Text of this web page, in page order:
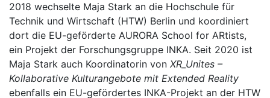
2018 wechselte Maja Stark an die Hochschule für
Technik und Wirtschaft (HTW) Berlin und koordiniert
dort die EU-geförderte AURORA School for ARtists,
ein Projekt der Forschungsgruppe INKA. Seit 2020 ist
Maja Stark auch Koordinatorin von XR_Unites –
Kollaborative Kulturangebote mit Extended Reality
ebenfalls ein EU-gefördertes INKA-Projekt an der HTW